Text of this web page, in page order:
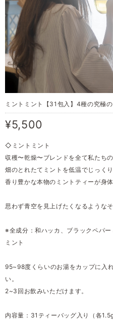
ミントミント【31包入】4種の究極
¥5,500
◇ミントミント
収穫〜乾燥〜ブレンドを全て私たち
畑のとれたてミントを低温でじっく
香り豊かな本物のミントティーが身
思わず青空を見上げたくなるような
※全成分：和ハッカ、ブラックペパ
ミント
95~98度くらいのお湯をカップに入
い。
2~3回お飲みいただけます。
内容量：31ティーバッグ入り（各1.5g